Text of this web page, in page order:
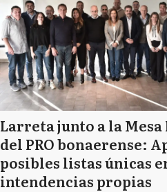
Larreta junto a la
del PRO bonaerense:
posibles listas únicas
intendencias propias